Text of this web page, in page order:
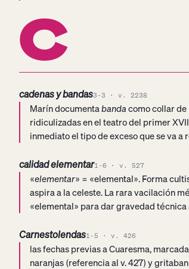
C
cadenas y bandas3-3 · v. 2238
Marín documentabanda como collar de
ridiculizadas en el teatro del primer
inmediato el tipo de exceso que se va a
calidad elementar1-6 · v. 527
«elementar» = «elemental». Forma
aspira a la celeste. La rara vacilación
«elemental» para dar gravedad técnica
Carnestolendas1-5 · v. 426
las fechas previas a Cuaresma,
naranjas (referencia al v. 427) y